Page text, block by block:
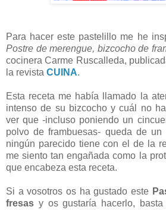
Para hacer este pastelillo me he
Postre de merengue, bizcocho de
cocinera Carme Ruscalleda,
la revista CUINA.
Esta receta me había llamado la
intenso de su bizcocho y cuál no
ver que -incluso poniendo un
polvo de frambuesas- queda de
ningún parecido tiene con el de la
me siento tan engañada como la
que encabeza esta receta.
Si a vosotros os ha gustado este
fresas y os gustaría hacerlo,